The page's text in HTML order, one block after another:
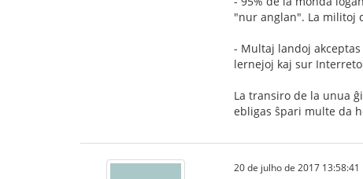
"nur anglan". La militoj
- Multaj landoj
lernejoj kaj sur
La transiro de la unua
ebligas ŝpari multe da
20 de julho de 2017 13:58:41